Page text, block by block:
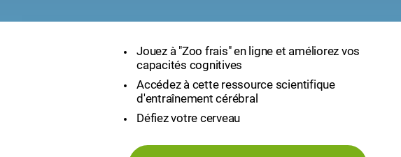
Jouez à "Zoo frais" en ligne et améliorez vos
capacités cognitives
Accédez à cette ressource scientifique
d'entraînement cérébral
Défiez votre cerveau